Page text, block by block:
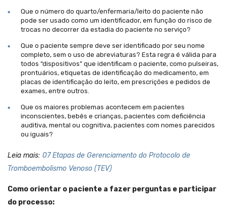
Que o número do quarto/enfermaria/leito do paciente não
pode ser usado como um identificador, em função do risco de
trocas no decorrer da estadia do paciente no serviço?
Que o paciente sempre deve ser identificado por seu nome
completo, sem o uso de abreviaturas? Esta regra é válida para
todos “dispositivos” que identificam o paciente, como pulseiras,
prontuários, etiquetas de identificação do medicamento, em
placas de identificação do leito, em prescrições e pedidos de
exames, entre outros.
Que os maiores problemas acontecem em pacientes
inconscientes, bebês e crianças, pacientes com deficiência
auditiva, mental ou cognitiva, pacientes com nomes parecidos
ou iguais?
Leia mais: 07 Etapas de Gerenciamento do Protocolo de
Tromboembolismo Venoso (TEV)
Como orientar o paciente a fazer perguntas e participar
do processo: